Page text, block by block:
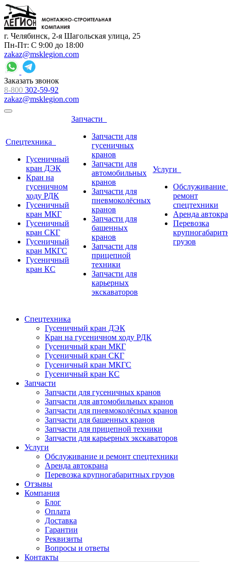
г. Челябинск, 2-я Шагольская улица, 25
Пн-Пт: С 9:00 до 18:00
zakaz@msklegion.com
Заказать звонок
8-800 302-59-92
zakaz@msklegion.com
Спецтехника
Гусеничный
кран ДЭК
Кран на
гусеничном
ходу РДК
Гусеничный
кран МКГ
Гусеничный
кран СКГ
Гусеничный
кран МКГС
Гусеничный
кран КС
Запчасти
Запчасти для
гусеничных
кранов
Запчасти для
автомобильных
кранов
Запчасти для
пневмоколёсных
кранов
Запчасти для
башенных
кранов
Запчасти для
прицепной
техники
Запчасти для
карьерных
экскаваторов
Услуги
Обслуживание
ремонт
спецтехники
Аренда
Перевозка
грузов
Спецтехника
Гусеничный кран ДЭК
Кран на гусеничном ходу РДК
Гусеничный кран МКГ
Гусеничный кран СКГ
Гусеничный кран МКГС
Гусеничный кран КС
Запчасти
Запчасти для гусеничных кранов
Запчасти для автомобильных кранов
Запчасти для пневмоколёсных кранов
Запчасти для башенных кранов
Запчасти для прицепной техники
Запчасти для карьерных экскаваторов
Услуги
Обслуживание и ремонт спецтехники
Аренда автокрана
Перевозка крупногабаритных грузов
Отзывы
Компания
Блог
Оплата
Доставка
Гарантии
Реквизиты
Вопросы и ответы
Контакты